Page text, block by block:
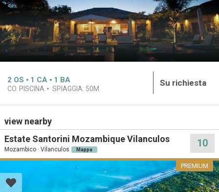
2 OS 1 CA 1 BA
CO. PISCINA SPIAGGIA: 50M
Su richiesta
view nearby
Estate Santorini Mozambique Vilanculos
Mozambico · Vilanculos Mappa
10
PREMIUM